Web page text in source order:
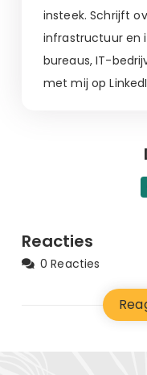
insteek. Schrijft
infrastructuur en
bureaus, IT-
met mij op
Reacties
0 Reacties